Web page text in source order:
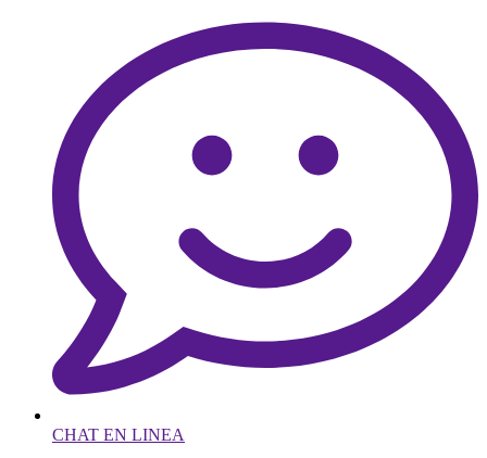
CHAT EN LINEA